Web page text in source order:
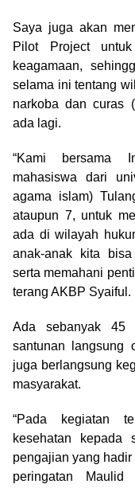
Saya juga akan
Pilot Project
keagamaan,
selama ini tentang
narkoba dan curas
ada lagi.
“Kami bersama
mahasiswa dari
agama islam)
ataupun 7, untuk
ada di wilayah
anak-anak kita
serta memahani
terang AKBP Syaiful.
Ada sebanyak 45
santunan langsung
juga berlangsung
masyarakat.
“Pada kegiatan
kesehatan kepada
pengajian yang
peringatan